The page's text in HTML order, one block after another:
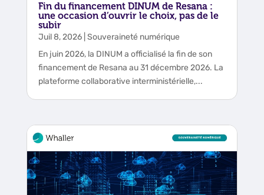
Fin du financement DINUM de Resana :
une occasion d’ouvrir le choix, pas de le
subir
Juil 8, 2026| Souveraineté numérique
En juin 2026, la DINUM a officialisé la fin de son
financement de Resana au 31 décembre 2026. La
plateforme collaborative interministérielle,...